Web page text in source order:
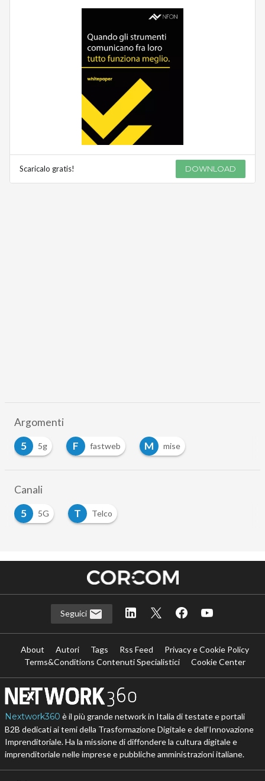
Scaricalo gratis! DOWNLOAD
Argomenti
5
5g F fastweb M mise
Canali
5
5G T Telco
Seguici
About Autori Tags Rss Feed
Privacy e Cookie Policy
Terms&Conditions Contenuti Specialistici
Cookie Center
Nextwork360 è il più grande network in Italia di testate e portali
B2B dedicati ai temi della Trasformazione Digitale e dell’Innovazione
Imprenditoriale. Ha la missione di diffondere la cultura digitale e
imprenditoriale nelle imprese e pubbliche amministrazioni italiane.